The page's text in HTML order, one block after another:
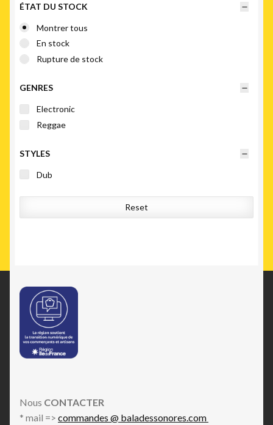
ÉTAT DU STOCK
Montrer tous
En stock
Rupture de stock
GENRES
Electronic
Reggae
STYLES
Dub
Reset
Nous CONTACTER
* mail => commandes @ baladessonores.com